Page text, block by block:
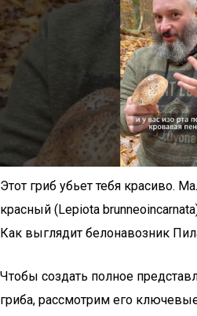
Этот гриб убьет тебя красиво.
красный (Lepiota
Как выглядит белонавозник
Чтобы создать полное
гриба, рассмотрим его